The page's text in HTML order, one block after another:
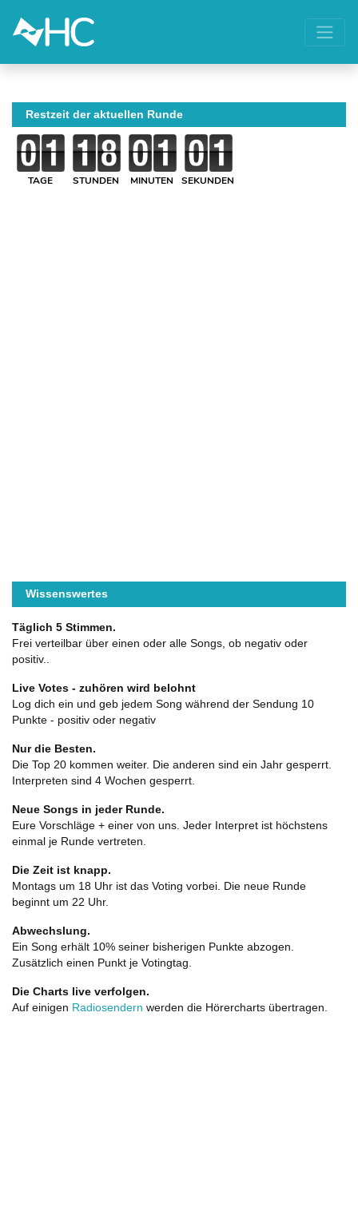
Restzeit der aktuellen Runde
TAGE STUNDEN MINUTEN SEKUNDEN
Wissenswertes
Täglich 5 Stimmen.
Frei verteilbar über einen oder alle Songs, ob negativ oder
positiv..
Live Votes - zuhören wird belohnt
Log dich ein und geb jedem Song während der Sendung 10
Punkte - positiv oder negativ
Nur die Besten.
Die Top 20 kommen weiter. Die anderen sind ein Jahr gesperrt.
Interpreten sind 4 Wochen gesperrt.
Neue Songs in jeder Runde.
Eure Vorschläge + einer von uns. Jeder Interpret ist höchstens
einmal je Runde vertreten.
Die Zeit ist knapp.
Montags um 18 Uhr ist das Voting vorbei. Die neue Runde
beginnt um 22 Uhr.
Abwechslung.
Ein Song erhält 10% seiner bisherigen Punkte abzogen.
Zusätzlich einen Punkt je Votingtag.
Die Charts live verfolgen.
Auf einigen Radiosendern werden die Hörercharts übertragen.